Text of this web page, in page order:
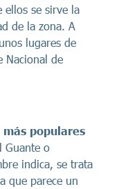
ellos se sirve la
de la zona. A
lugares de
Nacional de
populares
Guante o
indica, se trata
que parece un